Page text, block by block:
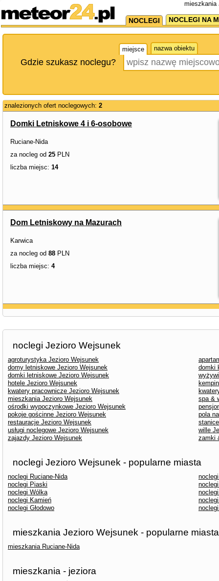
mieszkania
NOCLEGI NOCLEGI NA
miejsce nazwa obiektu
Gdzie szukasz noclegu?
znalezionych ofert noclegowych: 2
Domki Letniskowe 4 i 6-osobowe
Ruciane-Nida
za nocleg od 25 PLN
liczba miejsc: 14
Dom Letniskowy na Mazurach
Karwica
za nocleg od 88 PLN
liczba miejsc: 4
noclegi Jezioro Wejsunek
agroturystyka Jezioro Wejsunek
domy letniskowe Jezioro Wejsunek
domki
domki letniskowe Jezioro Wejsunek
hotele Jezioro Wejsunek
kwatery pracownicze Jezioro Wejsunek
mieszkania Jezioro Wejsunek
spa &
ośrodki wypoczynkowe Jezioro Wejsunek
pokoje gościnne Jezioro Wejsunek
pola
restauracje Jezioro Wejsunek
usługi noclegowe Jezioro Wejsunek
wille
zajazdy Jezioro Wejsunek
zamki
noclegi Jezioro Wejsunek - popularne miasta
noclegi Ruciane-Nida
noclegi Piaski
noclegi Wólka
noclegi Kamień
noclegi Głodowo
mieszkania Jezioro Wejsunek - popularne miasta
mieszkania Ruciane-Nida
mieszkania - jeziora